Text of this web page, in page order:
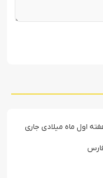
اول ماه میلادی جاری